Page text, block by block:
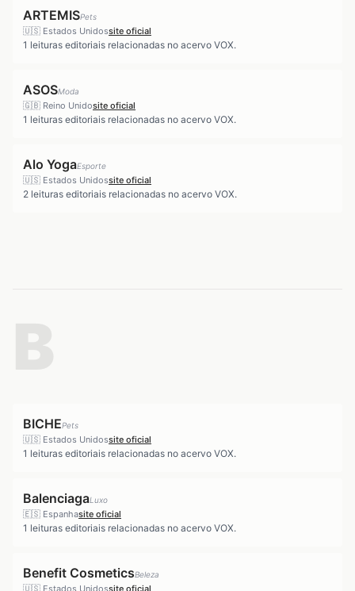
ARTEMISPets
🇺🇸 Estados Unidossite oficial
1 leituras editoriais relacionadas no acervo VOX.
ASOSModa
🇬🇧 Reino Unidosite oficial
1 leituras editoriais relacionadas no acervo VOX.
Alo YogaEsporte
🇺🇸 Estados Unidossite oficial
2 leituras editoriais relacionadas no acervo VOX.
BICHEPets
🇺🇸 Estados Unidossite oficial
1 leituras editoriais relacionadas no acervo VOX.
BalenciagaLuxo
🇪🇸 Espanhasite oficial
1 leituras editoriais relacionadas no acervo VOX.
Benefit CosmeticsBeleza
🇺🇸 Estados Unidossite oficial